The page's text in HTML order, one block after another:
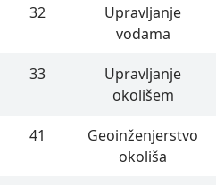
32
Upravljanje
vodama
33
Upravljanje
okolišem
41
Geoinženjerstvo
okoliša